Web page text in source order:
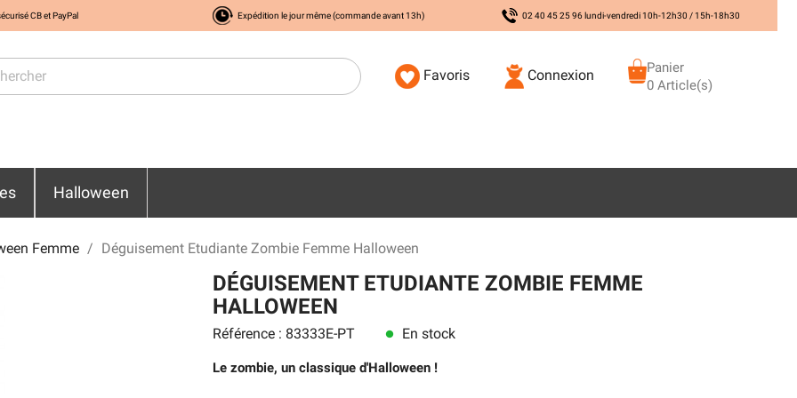
CB et PayPal Expédition le jour même (commande avant 13h) 02 40 45 25 96 lundi-vendredi 10h-12h30 / 15h-18h30
Favoris Connexion
Panier
0 Article(s)
Halloween
Femme Déguisement Etudiante Zombie Femme Halloween
DÉGUISEMENT ETUDIANTE ZOMBIE FEMME
HALLOWEEN
Référence : 83333E-PT lens En stock
Le zombie, un classique d'Halloween !